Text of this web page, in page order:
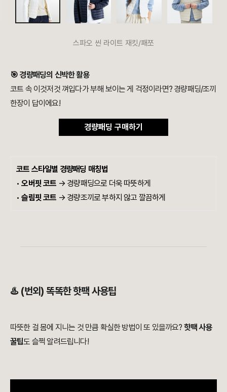
스파오 씬 라이트 재킷/패쪼
🎯 경량패딩의 신박한 활용
코트 속 이것저것 껴입다가 부해 보이는 게 걱정이라면? 경량패딩/조끼
한장이 답이에요!
경량패딩 구매하기
코트 스타일별 경량패딩 매칭법
•오버핏 코트 → 경량패딩으로 더욱 따뜻하게
•슬림핏 코트 → 경량조끼로 부하지 않고 깔끔하게
♨️ (번외) 똑똑한 핫팩 사용팁
따뜻한 걸 몸에 지니는 것 만큼 확실한 방법이 또 있을까요? 핫팩 사용
꿀팁도 슬쩍 알려드립니다!